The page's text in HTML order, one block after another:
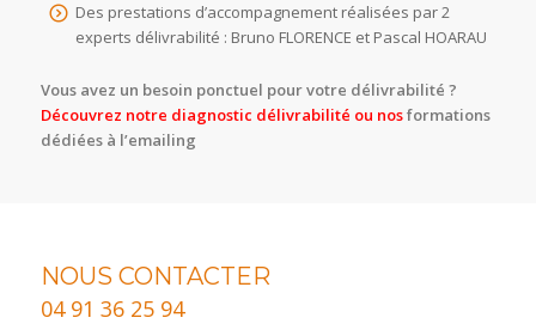
Des prestations d’accompagnement réalisées par 2
experts délivrabilité : Bruno FLORENCE et Pascal HOARAU
Vous avez un besoin ponctuel pour votre délivrabilité ?
Découvrez notre diagnostic délivrabilité ou nosformations
dédiées à l’emailing
NOUS CONTACTER
04 91 36 25 94